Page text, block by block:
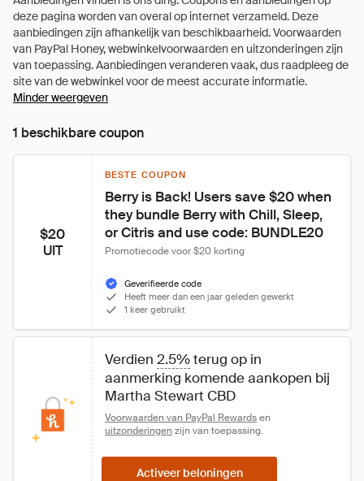
Minder weergeven
1 beschikbare coupon
$20
UIT
BESTE COUPON
Berry is Back! Users save $20 when
they bundle Berry with Chill, Sleep,
or Citris and use code: BUNDLE20
Promotiecode voor $20 korting
Geverifieerde code
Heeft meer dan een jaar geleden gewerkt
1 keer gebruikt
Verdien 2.5% terug op in
aanmerking komende aankopen bij
Martha Stewart CBD
Voorwaarden van PayPal Rewards en
uitzonderingen zijn van toepassing.
Activeer beloningen